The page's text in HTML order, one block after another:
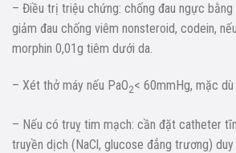
– Điều trị triệu chứng: chống đau ngực
giảm đau chống viêm nonsteroid, codein,
morphin 0,01g tiêm dưới da.
– Xét thở máy nếu PaO2< 60mmHg, mặc
– Nếu có truỵ tim mạch: cần đặt catheter
truyền dịch (NaCl, glucose đẳng trương)